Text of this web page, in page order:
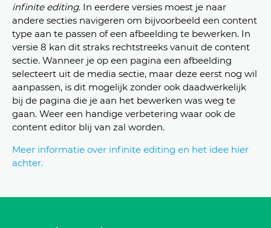
infinite editing. In eerdere versies moest je naar
andere secties navigeren om bijvoorbeeld een content
type aan te passen of een afbeelding te bewerken. In
versie 8 kan dit straks rechtstreeks vanuit de content
sectie. Wanneer je op een pagina een afbeelding
selecteert uit de media sectie, maar deze eerst nog wil
aanpassen, is dit mogelijk zonder ook daadwerkelijk
bij de pagina die je aan het bewerken was weg te
gaan. Weer een handige verbetering waar ook de
content editor blij van zal worden.
Meer informatie over infinite editing en het idee hier
achter.